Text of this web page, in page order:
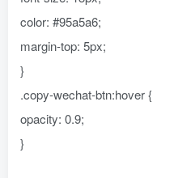
color: #95a5a6;
margin-top: 5px;
}
.copy-wechat-btn:hover {
opacity: 0.9;
}